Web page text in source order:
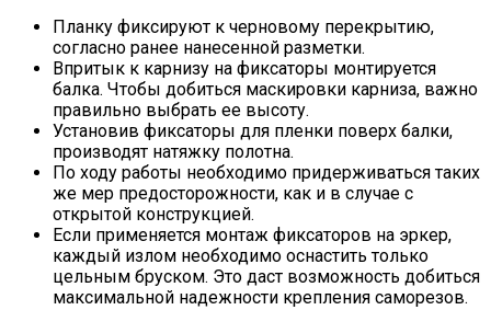
Планку фиксируют к черновому перекрытию,
согласно ранее нанесенной разметки.
Впритык к карнизу на фиксаторы монтируется
балка. Чтобы добиться маскировки карниза, важно
правильно выбрать ее высоту.
Установив фиксаторы для пленки поверх балки,
производят натяжку полотна.
По ходу работы необходимо придерживаться таких
же мер предосторожности, как и в случае с
открытой конструкцией.
Если применяется монтаж фиксаторов на эркер,
каждый излом необходимо оснастить только
цельным бруском. Это даст возможность добиться
максимальной надежности крепления саморезов.